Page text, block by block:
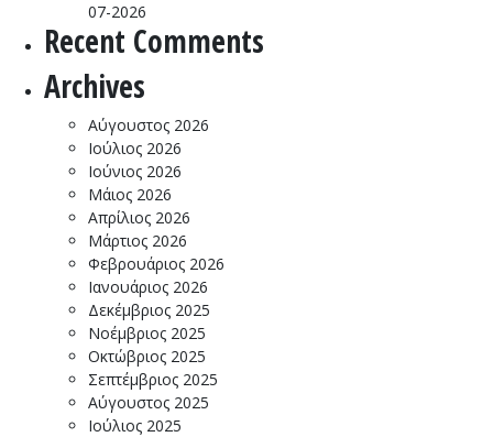
07-2026
Recent Comments
Archives
Αύγουστος 2026
Ιούλιος 2026
Ιούνιος 2026
Μάιος 2026
Απρίλιος 2026
Μάρτιος 2026
Φεβρουάριος 2026
Ιανουάριος 2026
Δεκέμβριος 2025
Νοέμβριος 2025
Οκτώβριος 2025
Σεπτέμβριος 2025
Αύγουστος 2025
Ιούλιος 2025